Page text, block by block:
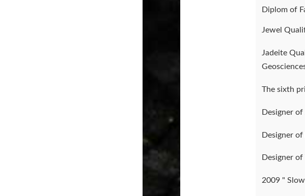
Diplom of
Jewel
Jadeite
The sixth
Designer
Designer
Designer
2009 "